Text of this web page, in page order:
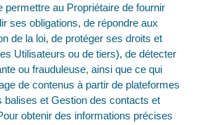
permettre au Propriétaire de fournir
ses obligations, de répondre aux
de la loi, de protéger ses droits et
Utilisateurs ou de tiers), de détecter
ou frauduleuse, ainsi que ce qui
de contenus à partir de plateformes
balises et Gestion des contacts et
obtenir des informations précises